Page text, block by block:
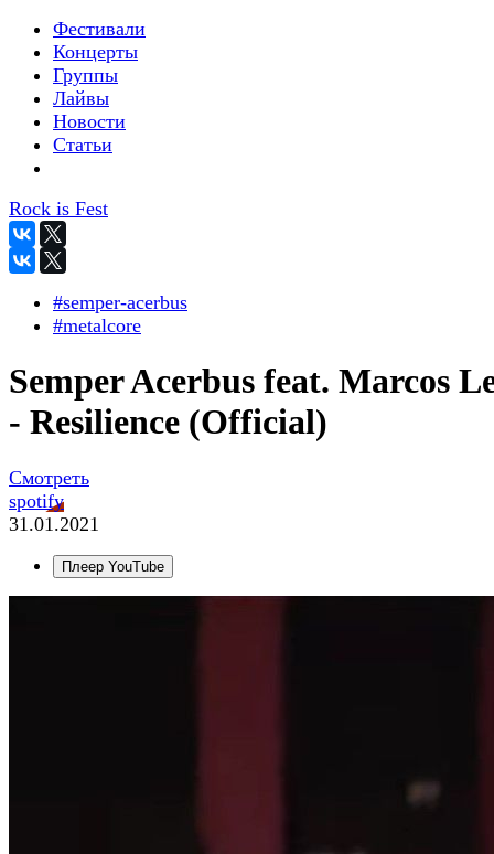
Фестивали
Концерты
Группы
Лайвы
Новости
Статьи
Rock is Fest
#semper-acerbus
#metalcore
Semper Acerbus feat. Marcos
- Resilience (Official)
Смотреть
spotify
31.01.2021
Плеер YouTube